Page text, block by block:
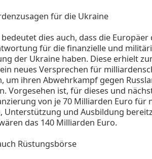
für die Ukraine
bedeutet dies auch, dass die Europäer
für die finanzielle und
der Ukraine haben. Diese erhielt
neues Versprechen für
um ihren Abwehrkampf gegen
Vorgesehen ist, für dieses und
von je 70 Milliarden Euro für
Unterstützung und Ausbildung
das 140 Milliarden Euro.
Rüstungsbörse